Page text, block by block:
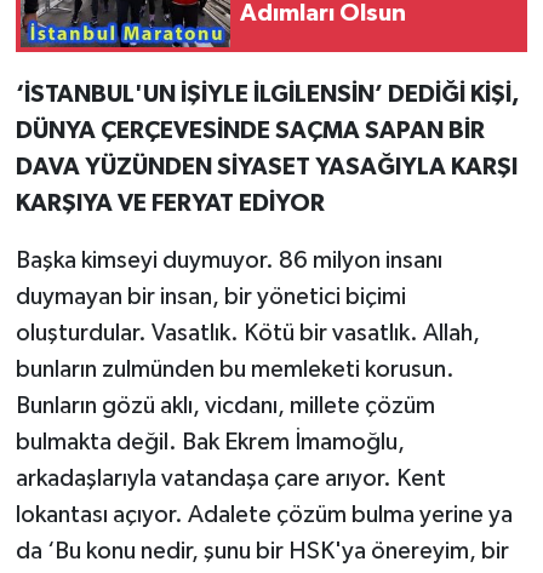
Adımları Olsun
‘İSTANBUL'UN İŞİYLE İLGİLENSİN’ DEDİĞİ KİŞİ,
DÜNYA ÇERÇEVESİNDE SAÇMA SAPAN BİR
DAVA YÜZÜNDEN SİYASET YASAĞIYLA KARŞI
KARŞIYA VE FERYAT EDİYOR
Başka kimseyi duymuyor. 86 milyon insanı
duymayan bir insan, bir yönetici biçimi
oluşturdular. Vasatlık. Kötü bir vasatlık. Allah,
bunların zulmünden bu memleketi korusun.
Bunların gözü aklı, vicdanı, millete çözüm
bulmakta değil. Bak Ekrem İmamoğlu,
arkadaşlarıyla vatandaşa çare arıyor. Kent
lokantası açıyor. Adalete çözüm bulma yerine ya
da ‘Bu konu nedir, şunu bir HSK'ya önereyim, bir